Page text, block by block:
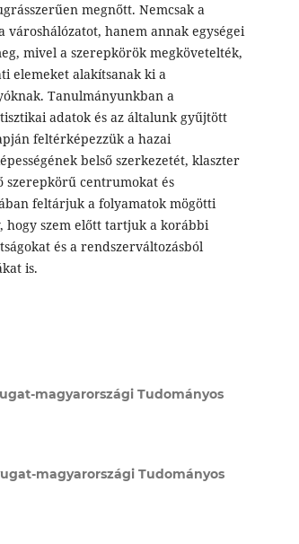
megnőtt. Nemcsak a
városhálózatot, hanem annak egységei
mivel a szerepkörök megkövetelték,
elemeket alakítsanak ki a
Tanulmányunkban a
adatok és az általunk gyűjtött
feltérképezzük a hazai
belső szerkezetét, klaszter
centrumokat és
feltárjuk a folyamatok mögötti
hogy szem előtt tartjuk a korábbi
és a rendszerváltozásból
is.
magyarországi Tudományos
magyarországi Tudományos